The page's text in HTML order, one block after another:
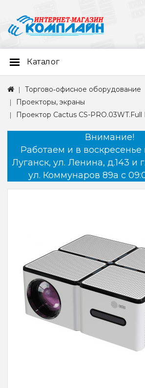
Каталог
Торгово‑офисное оборудование
Проекторы, экраны
Проектор Cactus CS-
Внимание!
Работаем и в воскресенье
Луганск, ул. Ленина, д.143 и
ул. Коммунаров 89а с